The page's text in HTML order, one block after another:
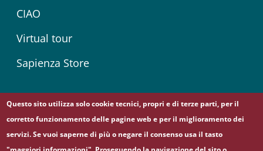
CIAO
Virtual tour
Sapienza Store
Follow us on
Questo sito utilizza solo cookie tecnici, propri e di terze parti, per il
corretto funzionamento delle pagine web e per il miglioramento dei
servizi. Se vuoi saperne di più o negare il consenso usa il tasto